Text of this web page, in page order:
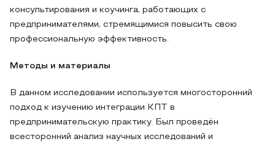
консультирования и коучинга, работающих с
предпринимателями, стремящимися повысить свою
профессиональную эффективность.
Методы и материалы
В данном исследовании используется многосторонний
подход к изучению интеграции КПТ в
предпринимательскую практику. Был проведён
всесторонний анализ научных исследований и